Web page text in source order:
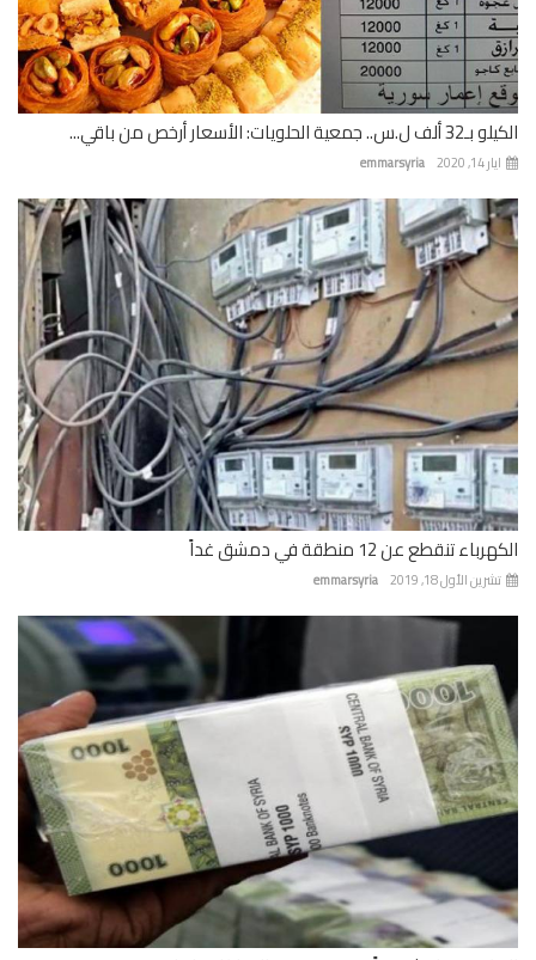
الحلويات: الأسعار أرخص من باقي...
emmarsyria
تنقطع عن 12 منطقة في دمشق غداً
emmarsyria الأول 18, 2019